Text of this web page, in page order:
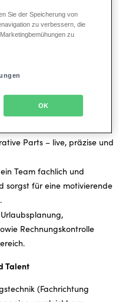
die Wartung,
unserer
und des
und Sicherheitsstandards
Parts – live, präzise und
Team fachlich und
sorgst für eine motivierende
Rechnungskontrolle
Talent
(Fachrichtung
Sie der Speicherung von
zu verbessern, die
zu
OK